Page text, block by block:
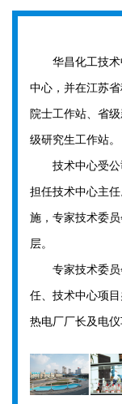
华昌化工技术
中心，并在江苏
院士工作站、省
级研究生工作站。
技术中心受公
担任技术中心主
施，专家技术委
层。
专家技术委员
任、技术中心项
热电厂厂长及电